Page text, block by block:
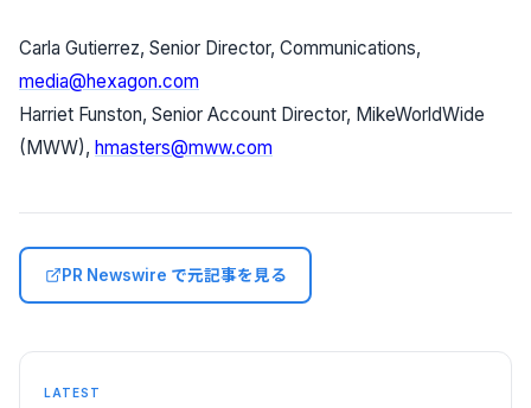
Carla Gutierrez, Senior Director, Communications,
media@hexagon.com
Harriet Funston, Senior Account Director, MikeWorldWide
(MWW), hmasters@mww.com
PR Newswire で元記事を見る
LATEST